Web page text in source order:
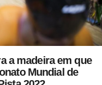
a madeira em que
Mundial de